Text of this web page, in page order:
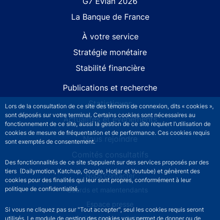
Lors de la consultation de ce site des témoins de connexion, dits « cookies »,
sont déposés sur votre terminal. Certains cookies sont nécessaires au
fonctionnement de ce site, aussi la gestion de ce site requiert l’utilisation de
cookies de mesure de fréquentation et de performance. Ces cookies requis
sont exemptés de consentement.
Des fonctionnalités de ce site s’appuient sur des services proposés par des
tiers (Dailymotion, Katchup, Google, Hotjar et Youtube) et génèrent des
cookies pour des finalités qui leur sont propres, conformément à leur
politique de confidentialité.
Si vous ne cliquez pas sur "Tout accepter", seul les cookies requis seront
utilisés. Le module de gestion des cookies vous permet de donner ou de
La Banque de France
À votre service
Stratégie monétaire
Stabilité financière
Publications et recherche
Statistiques
Actualités et événements
Nous rejoindre
Comités consultatifs
Footer secondary menuNous contacter
Sourds et malentendants
Espace presse